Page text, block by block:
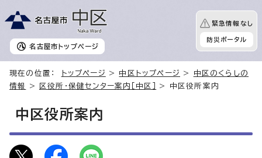
名古屋市 トップページ
緊急情報なし
防災ポータル
現在の位置： トップページ > 中区トップページ >
中区のくらしの
情報
> 区役所・保健センター案内［中区］ > 中区役所案内
中区役所案内